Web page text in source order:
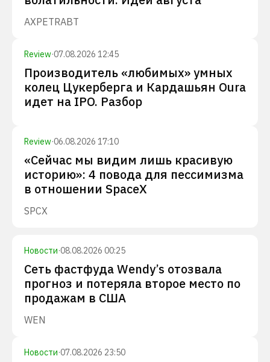
AXPETRABT
Review·07.08.2026 12:45
Производитель «любимых» умных
колец Цукерберга и Кардашьян Oura
идет на IPO. Разбор
Review·06.08.2026 17:10
«Сейчас мы видим лишь красивую
историю»: 4 повода для пессимизма
в отношении SpaceX
SPCX
Новости·08.08.2026 00:25
Сеть фастфуда Wendy’s отозвала
прогноз и потеряла второе место по
продажам в США
WEN
Новости·07.08.2026 23:50